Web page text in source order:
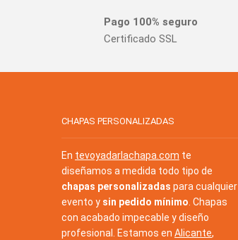
Pago 100% seguro
Certificado SSL
CHAPAS PERSONALIZADAS
En tevoyadarlachapa.com te
diseñamos a medida todo tipo de
chapas personalizadas para cualquier
evento y sin pedido mínimo . Chapas
con acabado impecable y diseño
profesional. Estamos en Alicante,